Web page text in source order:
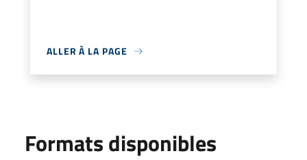
ALLER À LA PAGE
Formats disponibles